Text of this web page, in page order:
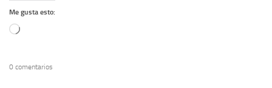
Me gusta esto:
Cargando...
0 comentarios